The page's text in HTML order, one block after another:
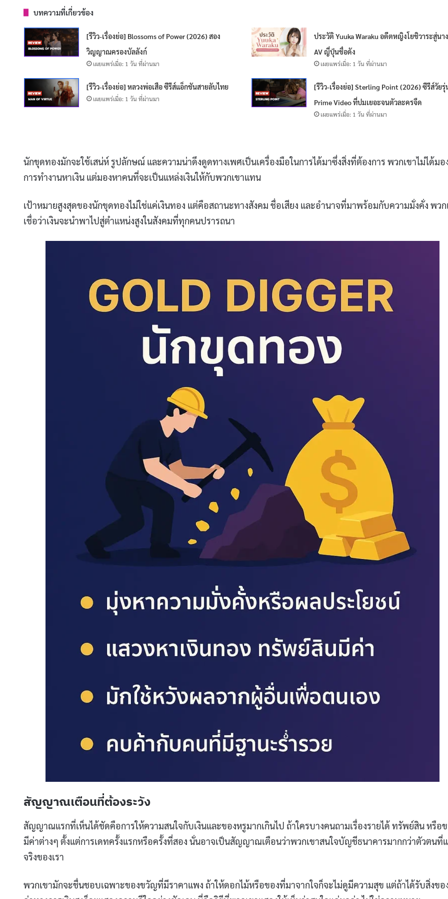
บทความที่เกี่ยวข้อง
[รีวิว-เรื่องย่อ] Blossoms of Power (2026) สอง
วิญญาณครองบัลลังก์
เผยแพร่เมื่อ: 1 วัน ที่ผ่านมา
ประวัติ Yuuka Waraku อดีตหญิงโยชิวาระสู่นา
AV ญี่ปุ่นชื่อดัง
เผยแพร่เมื่อ: 1 วัน ที่ผ่านมา
[รีวิว-เรื่องย่อ] หลวงพ่อเสือ ซีรีส์แอ็กชันสายลับไทย
เผยแพร่เมื่อ: 1 วัน ที่ผ่านมา
[รีวิว-เรื่องย่อ] Sterling Point (2026) ซีรีส์วัยรุ่
Prime Video ที่ปมเยอะจนตัวละครจืด
เผยแพร่เมื่อ: 1 วัน ที่ผ่านมา
นักขุดทองมักจะใช้เสน่ห์ รูปลักษณ์ และความน่าดึงดูดทางเพศเป็นเครื่องมือในการได้มาซึ่งสิ่งที่ต้องการ พวกเขาไม่ได้มอ
การทำงานหาเงิน แต่มองหาคนที่จะเป็นแหล่งเงินให้กับพวกเขาแทน
เป้าหมายสูงสุดของนักขุดทองไม่ใช่แค่เงินทอง แต่คือสถานะทางสังคม ชื่อเสียง และอำนาจที่มาพร้อมกับความมั่งคั่ง พวก
เชื่อว่าเงินจะนำพาไปสู่ตำแหน่งสูงในสังคมที่ทุกคนปรารถนา
สัญญาณเตือนที่ต้องระวัง
สัญญาณแรกที่เห็นได้ชัดคือการให้ความสนใจกับเงินและของหรูมากเกินไป ถ้าใครบางคนถามเรื่องรายได้ ทรัพย์สิน หรือ
มีค่าต่างๆ ตั้งแต่การเดทครั้งแรกหรือครั้งที่สอง นั่นอาจเป็นสัญญาณเตือนว่าพวกเขาสนใจบัญชีธนาคารมากกว่าตัวตนที่
จริงของเรา
พวกเขามักจะชื่นชอบเฉพาะของขวัญที่มีราคาแพง ถ้าให้ดอกไม้หรือของที่มาจากใจก็จะไม่ดูมีความสุข แต่ถ้าได้รับสิ่งขอ